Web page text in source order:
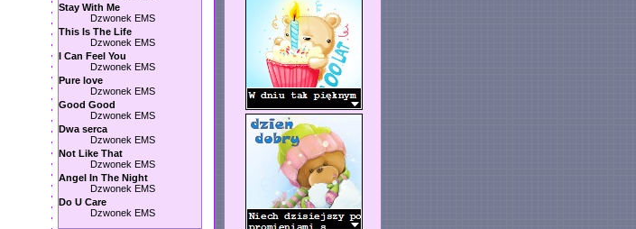
Stay With Me
Dzwonek EMS
This Is The Life
Dzwonek EMS
I Can Feel You
Dzwonek EMS
Pure love
Dzwonek EMS
Good Good
Dzwonek EMS
Dwa serca
Dzwonek EMS
Not Like That
Dzwonek EMS
Angel In The Night
Dzwonek EMS
Do U Care
Dzwonek EMS